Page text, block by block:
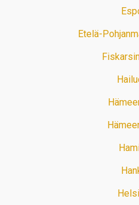
Etelä-